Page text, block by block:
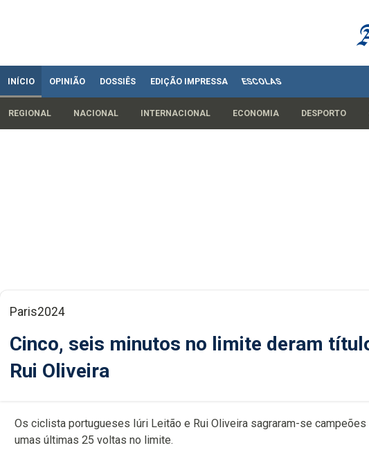
INÍCIO OPINIÃO DOSSIÊS EDIÇÃO IMPRESSA ESCOLAS
REGIONAL NACIONAL INTERNACIONAL ECONOMIA DESPORTO
Paris2024
Cinco, seis minutos no limite deram
Rui Oliveira
Os ciclista portugueses Iúri Leitão e Rui Oliveira sagraram-se
umas últimas 25 voltas no limite.